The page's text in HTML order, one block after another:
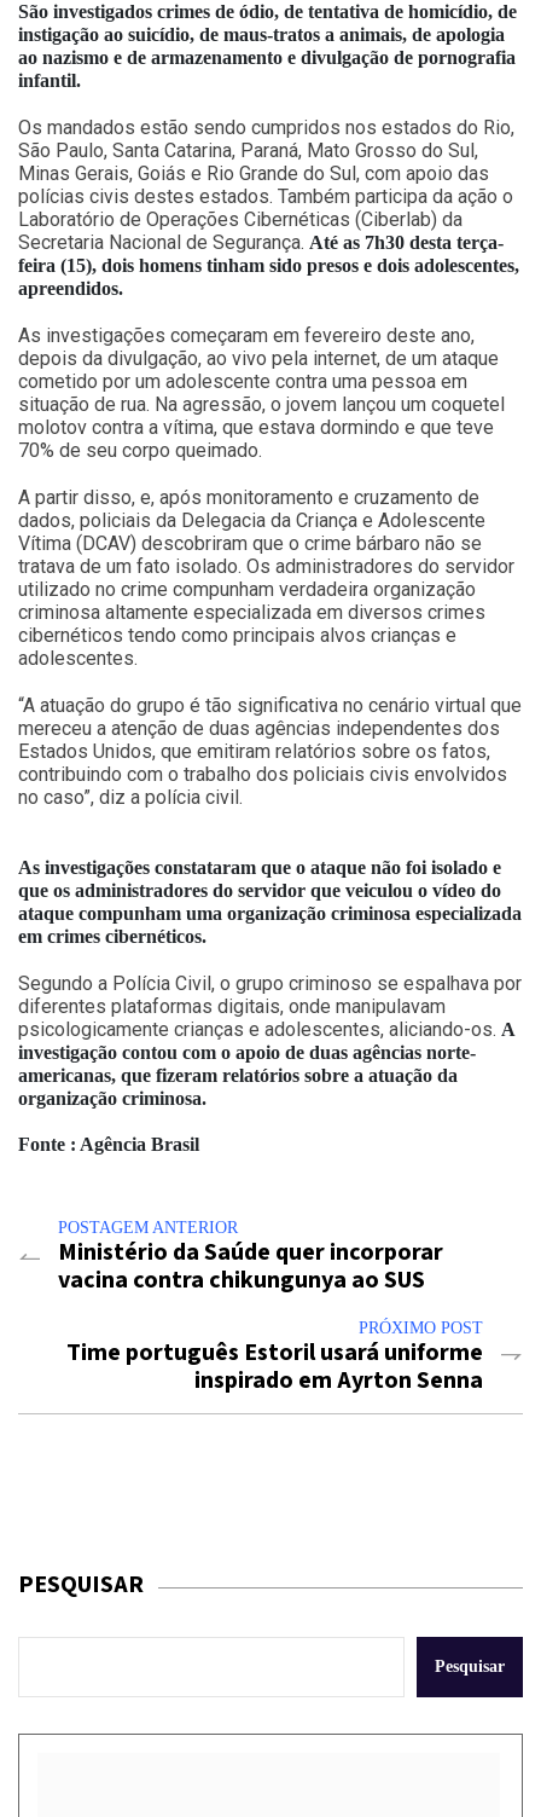
São investigados crimes de ódio, de tentativa de homicídio, de
instigação ao suicídio, de maus-tratos a animais, de apologia
ao nazismo e de armazenamento e divulgação de pornografia
infantil.
Os mandados estão sendo cumpridos nos estados do Rio,
São Paulo, Santa Catarina, Paraná, Mato Grosso do Sul,
Minas Gerais, Goiás e Rio Grande do Sul, com apoio das
polícias civis destes estados. Também participa da ação o
Laboratório de Operações Cibernéticas (Ciberlab) da
Secretaria Nacional de Segurança. Até as 7h30 desta terça-
feira (15), dois homens tinham sido presos e dois adolescentes,
apreendidos.
As investigações começaram em fevereiro deste ano,
depois da divulgação, ao vivo pela internet, de um ataque
cometido por um adolescente contra uma pessoa em
situação de rua. Na agressão, o jovem lançou um coquetel
molotov contra a vítima, que estava dormindo e que teve
70% de seu corpo queimado.
A partir disso, e, após monitoramento e cruzamento de
dados, policiais da Delegacia da Criança e Adolescente
Vítima (DCAV) descobriram que o crime bárbaro não se
tratava de um fato isolado. Os administradores do servidor
utilizado no crime compunham verdadeira organização
criminosa altamente especializada em diversos crimes
cibernéticos tendo como principais alvos crianças e
adolescentes.
“A atuação do grupo é tão significativa no cenário virtual que
mereceu a atenção de duas agências independentes dos
Estados Unidos, que emitiram relatórios sobre os fatos,
contribuindo com o trabalho dos policiais civis envolvidos
no caso”, diz a polícia civil.
As investigações constataram que o ataque não foi isolado e
que os administradores do servidor que veiculou o vídeo do
ataque compunham uma organização criminosa especializada
em crimes cibernéticos.
Segundo a Polícia Civil, o grupo criminoso se espalhava por
diferentes plataformas digitais, onde manipulavam
psicologicamente crianças e adolescentes, aliciando-os. A
investigação contou com o apoio de duas agências norte-
americanas, que fizeram relatórios sobre a atuação da
organização criminosa.
Fonte : Agência Brasil
POSTAGEM ANTERIOR
Ministério da Saúde quer incorporar
vacina contra chikungunya ao SUS
PRÓXIMO POST
Time português Estoril usará uniforme
inspirado em Ayrton Senna
PESQUISAR
Pesquisar